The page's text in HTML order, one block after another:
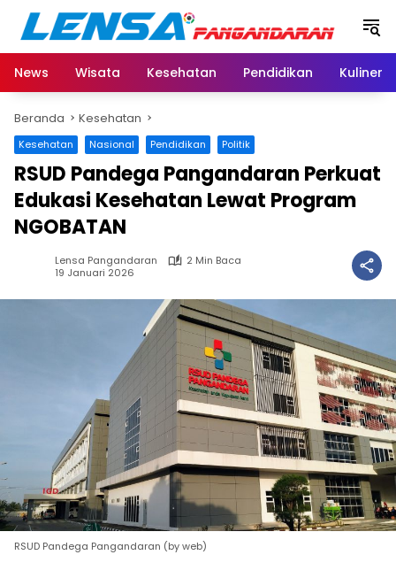
Langsung
konten
News
Wisata Kesehatan Pendidikan Kuliner
Beranda Kesehatan
Kesehatan Nasional Pendidikan Politik
RSUD Pandega Pangandaran Perkuat
Edukasi Kesehatan Lewat Program
NGOBATAN
Lensa Pangandaran
2 Min Baca
19 Januari 2026
RSUD Pandega Pangandaran (by web)